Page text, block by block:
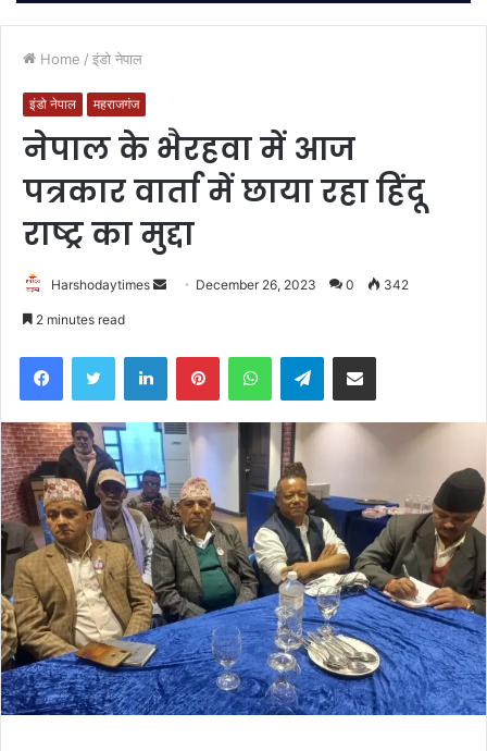
Home / इंडो नेपाल
इंडो नेपाल महराजगंज
नेपाल के भैरहवा में आज
पत्रकार वार्ता में छाया रहा हिंदू
राष्ट्र का मुद्दा
Harshodaytimes
Send December 26, 2023 0 342
2 minutes read
FacebookTwitter LinkedInPinterestWhatsAppTelegramShare via Email